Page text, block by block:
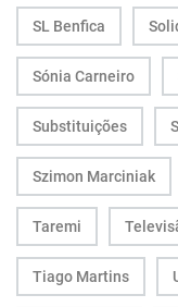
SL Benfica
Sónia Carneiro
Substituições
Szimon Marciniak
Taremi
Tiago Martins